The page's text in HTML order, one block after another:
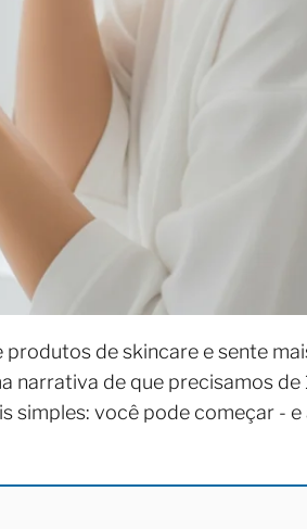
de skincare e sente
narrativa de que precisamos de
simples: você pode começar -